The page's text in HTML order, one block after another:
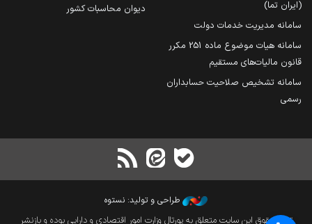
(ایران تما)
سامانه مدیریت خدمات دولت
سامانه هیات موضوع ماده 251 مکرر
قانون مالیات‌های مستقیم
سامانه تشخیص صلاحیت حسابداران
رسمی
دیوان محاسبات کشور
طراحی و تولید: نستوه
تمام حقوق این سایت متعلق به پورتال وزارت امور اقتصادی و دارایی بوده و بازنشر